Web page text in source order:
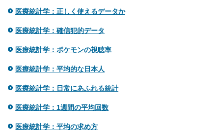
医療統計学：正しく使えるデータか
医療統計学：確信犯的データ
医療統計学：ポケモンの視聴率
医療統計学：平均的な日本人
医療統計学：日常にあふれる統計
医療統計学：1週間の平均回数
医療統計学：平均の求め方